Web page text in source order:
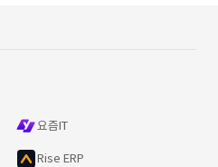
요즘IT
Rise ERP